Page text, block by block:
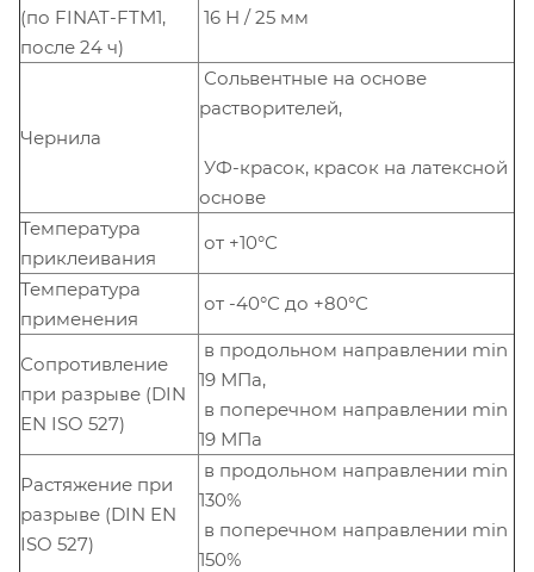
(по FINAT-FTM1,
после 24 ч)
16 Н / 25 мм
Чернила
Сольвентные на основе
растворителей,
УФ-красок, красок на латексной
основе
Температура
приклеивания
от +10°С
Температура
применения
от -40°С до +80°С
Сопротивление
при разрыве (DIN
EN ISO 527)
в продольном направлении min
19 МПа,
в поперечном направлении min
19 МПа
Растяжение при
разрыве (DIN EN
ISO 527)
в продольном направлении min
130%
в поперечном направлении min
150%